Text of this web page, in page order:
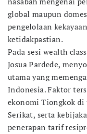
global maupun
pengelolaan
ketidakpastian.
Pada sesi wealth
Josua Pardede,
utama yang
Indonesia. Faktor
ekonomi Tiongkok di
Serikat, serta
penerapan tarif